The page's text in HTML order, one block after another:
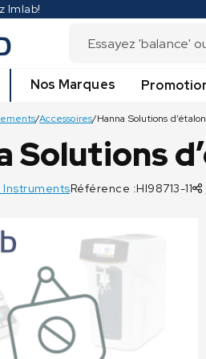
Imlab!
Nos Marques
/Accessoires/Hanna Solutions
Solutions
InstrumentsRéférence :HI98713-11